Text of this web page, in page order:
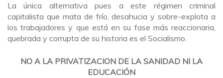
La única alternativa pues a este régimen criminal
capitalista que mata de frío, desahucia y sobre-explota a
los trabajadores y que está en su fase más reaccionaria,
quebrada y corrupta de su historia es el Socialismo.
NO A LA PRIVATIZACION DE LA SANIDAD NI LA
EDUCACIÓN